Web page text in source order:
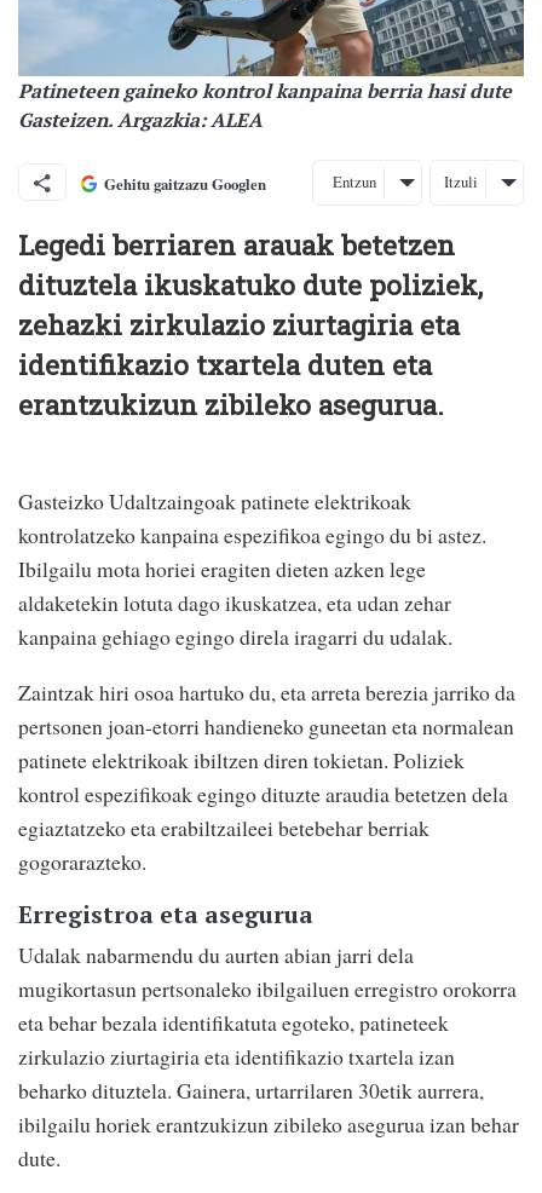
Patineteen gaineko kontrol kanpaina berria hasi dute
Gasteizen. Argazkia: ALEA
Gehitu gaitzazu Googlen Entzun Itzuli
Legedi berriaren arauak betetzen
dituztela ikuskatuko dute poliziek,
zehazki zirkulazio ziurtagiria eta
identifikazio txartela duten eta
erantzukizun zibileko asegurua.
Gasteizko Udaltzaingoak patinete elektrikoak
kontrolatzeko kanpaina espezifikoa egingo du bi astez.
Ibilgailu mota horiei eragiten dieten azken lege
aldaketekin lotuta dago ikuskatzea, eta udan zehar
kanpaina gehiago egingo direla iragarri du udalak.
Zaintzak hiri osoa hartuko du, eta arreta berezia jarriko da
pertsonen joan-etorri handieneko guneetan eta normalean
patinete elektrikoak ibiltzen diren tokietan. Poliziek
kontrol espezifikoak egingo dituzte araudia betetzen dela
egiaztatzeko eta erabiltzaileei betebehar berriak
gogorarazteko.
Erregistroa eta asegurua
Udalak nabarmendu du aurten abian jarri dela
mugikortasun pertsonaleko ibilgailuen erregistro orokorra
eta behar bezala identifikatuta egoteko, patineteek
zirkulazio ziurtagiria eta identifikazio txartela izan
beharko dituztela. Gainera, urtarrilaren 30etik aurrera,
ibilgailu horiek erantzukizun zibileko asegurua izan behar
dute.